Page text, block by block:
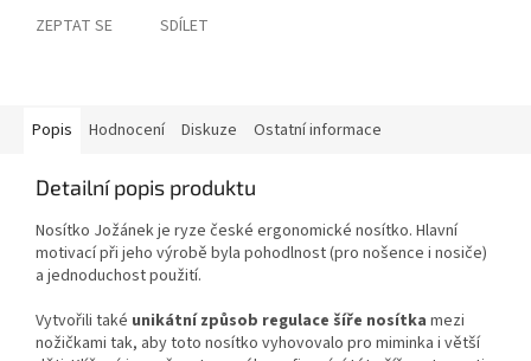
ZEPTAT SE SDÍLET
Popis Hodnocení Diskuze Ostatní informace
Detailní popis produktu
Nosítko Jožánek je ryze české ergonomické nosítko. Hlavní
motivací při jeho výrobě byla pohodlnost (pro nošence i nosiče)
a jednoduchost použití.
Vytvořili také unikátní způsob regulace šíře nosítka mezi
nožičkami tak, aby toto nosítko vyhovovalo pro miminka i větší